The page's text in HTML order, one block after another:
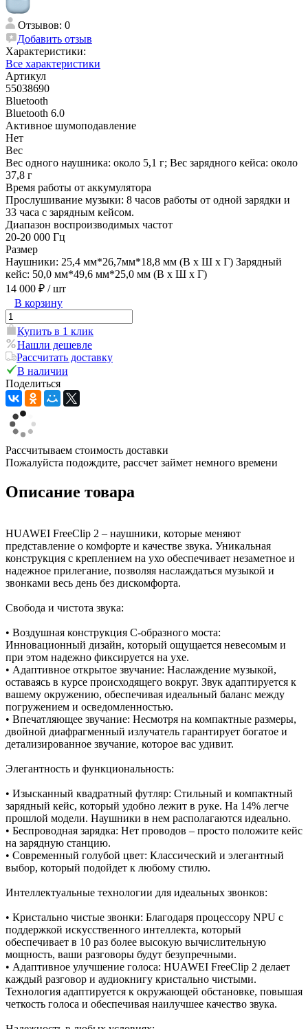
Отзывов: 0
Добавить отзыв
Характеристики:
Все характеристики
Артикул
55038690
Bluetooth
Bluetooth 6.0
Активное шумоподавление
Нет
Вес
Вес одного наушника: около 5,1 г; Вес зарядного кейса: около
37,8 г
Время работы от аккумулятора
Прослушивание музыки: 8 часов работы от одной зарядки и
33 часа с зарядным кейсом.
Диапазон воспроизводимых частот
20-20 000 Гц
Размер
Наушники: 25,4 мм*26,7мм*18,8 мм (В x Ш x Г) Зарядный
кейс: 50,0 мм*49,6 мм*25,0 мм (В x Ш x Г)
14 000 ₽ / шт
В корзину
Купить в 1 клик
Нашли дешевле
Рассчитать доставку
В наличии
Поделиться
Рассчитываем стоимость доставки
Пожалуйста подождите, рассчет займет немного времени
Описание товара
HUAWEI FreeClip 2 – наушники, которые меняют
представление о комфорте и качестве звука. Уникальная
конструкция с креплением на ухо обеспечивает незаметное и
надежное прилегание, позволяя наслаждаться музыкой и
звонками весь день без дискомфорта.
Свобода и чистота звука:
• Воздушная конструкция C-образного моста:
Инновационный дизайн, который ощущается невесомым и
при этом надежно фиксируется на ухе.
• Адаптивное открытое звучание: Наслаждение музыкой,
оставаясь в курсе происходящего вокруг. Звук адаптируется к
вашему окружению, обеспечивая идеальный баланс между
погружением и осведомленностью.
• Впечатляющее звучание: Несмотря на компактные размеры,
двойной диафрагменный излучатель гарантирует богатое и
детализированное звучание, которое вас удивит.
Элегантность и функциональность:
• Изысканный квадратный футляр: Стильный и компактный
зарядный кейс, который удобно лежит в руке. На 14% легче
прошлой модели. Наушники в нем располагаются идеально.
• Беспроводная зарядка: Нет проводов – просто положите кейс
на зарядную станцию.
• Современный голубой цвет: Классический и элегантный
выбор, который подойдет к любому стилю.
Интеллектуальные технологии для идеальных звонков:
• Кристально чистые звонки: Благодаря процессору NPU с
поддержкой искусственного интеллекта, который
обеспечивает в 10 раз более высокую вычислительную
мощность, ваши разговоры будут безупречными.
• Адаптивное улучшение голоса: HUAWEI FreeClip 2 делает
каждый разговор и аудиокнигу кристально чистыми.
Технология адаптируется к окружающей обстановке, повышая
четкость голоса и обеспечивая наилучшее качество звука.